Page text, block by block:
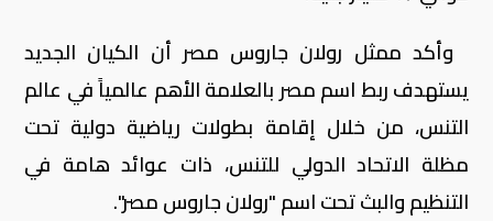
وأكد ممثل رولان جاروس مصر أن الكيان الجديد
يستهدف ربط اسم مصر بالعلامة الأهم عالمياً في عالم
التنس، من خلال إقامة بطولات رياضية دولية تحت
مظلة الاتحاد الدولي للتنس، ذات عوائد هامة في
التنظيم والبث تحت اسم "رولان جاروس مصر".